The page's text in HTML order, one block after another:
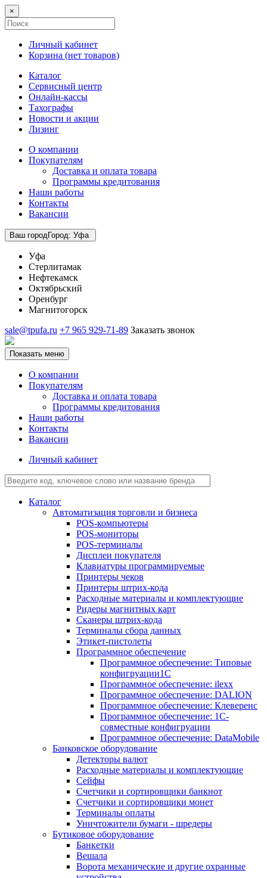
×
Личный кабинет
Корзина (нет товаров)
Каталог
Сервисный центр
Онлайн-кассы
Тахографы
Новости и акции
Лизинг
О компании
Покупателям
Доставка и оплата товара
Программы кредитования
Наши работы
Контакты
Вакансии
Ваш городГород: Уфа
Уфа
Стерлитамак
Нефтекамск
Октябрьский
Оренбург
Магнитогорск
sale@tpufa.ru +7 965 929-71-89 Заказать звонок
Показать меню
О компании
Покупателям
Доставка и оплата товара
Программы кредитования
Наши работы
Контакты
Вакансии
Личный кабинет
Каталог
Автоматизация торговли и бизнеса
POS-компьютеры
POS-мониторы
POS-терминалы
Дисплеи покупателя
Клавиатуры программируемые
Принтеры чеков
Принтеры штрих-кода
Расходные материалы и комплектующие
Ридеры магнитных карт
Сканеры штрих-кода
Терминалы сбора данных
Этикет-пистолеты
Программное обеспечение
Программное обеспечение: Типовые
конфигруации1С
Программное обеспечение: ilexx
Программное обеспечение: DALION
Программное обеспечение: Клеверенс
Программное обеспечение: 1С-
совместные конфигруации
Программное обеспечение: DataMobile
Банковское оборудование
Детекторы валют
Расходные материалы и комплектующие
Сейфы
Счетчики и сортировщики банкнот
Счетчики и сортировщики монет
Терминалы оплаты
Уничтожители бумаги - шредеры
Бутиковое оборудование
Банкетки
Вешала
Ворота механические и другие охранные